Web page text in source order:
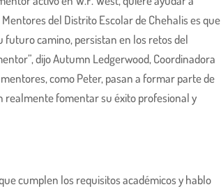
del Distrito Escolar de Chehalis es que
futuro camino, persistan en los retos del
dijo Autumn Ledgerwood, Coordinadora
como Peter, pasan a formar parte de
realmente fomentar su éxito profesional y
cumplen los requisitos académicos y hablo